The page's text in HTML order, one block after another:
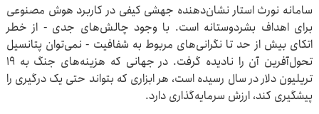
سامانه نورث استار نشان‌دهنده جهشی کیفی در کاربرد هوش مصنوعی
برای اهداف بشردوستانه است. با وجود چالش‌های جدی - از خطر
اتکای بیش از حد تا نگرانی‌های مربوط به شفافیت - نمی‌توان پتانسیل
تحول‌آفرین آن را نادیده گرفت. در جهانی که هزینه‌های جنگ به ۱۹
تریلیون دلار در سال رسیده است، هر ابزاری که بتواند حتی یک درگیری را
پیشگیری کند، ارزش سرمایه‌گذاری دارد.